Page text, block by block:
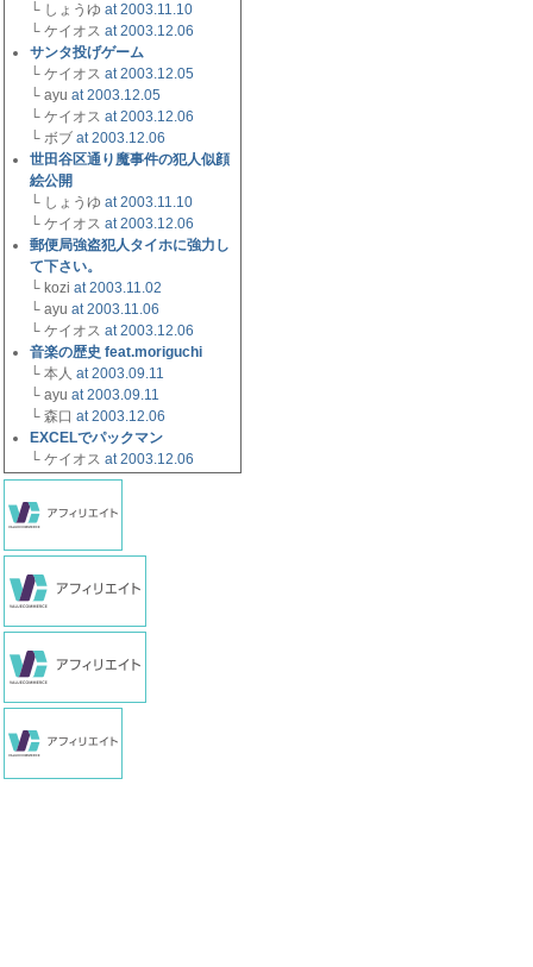
└ しょうゆ at 2003.11.10
└ ケイオス at 2003.12.06
サンタ投げゲーム
└ ケイオス at 2003.12.05
└ ayu at 2003.12.05
└ ケイオス at 2003.12.06
└ ボブ at 2003.12.06
世田谷区通り魔事件の犯人似顔
絵公開
└ しょうゆ at 2003.11.10
└ ケイオス at 2003.12.06
郵便局強盗犯人タイホに強力し
て下さい。
└ kozi at 2003.11.02
└ ayu at 2003.11.06
└ ケイオス at 2003.12.06
音楽の歴史 feat.moriguchi
└ 本人 at 2003.09.11
└ ayu at 2003.09.11
└ 森口 at 2003.12.06
EXCELでパックマン
└ ケイオス at 2003.12.06